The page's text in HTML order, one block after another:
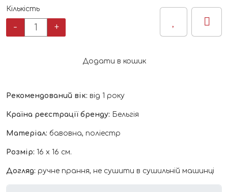
Кількість
-
Розвиваюча
+
Додати в кошик
Рекомендований вік: від 1 року
Країна реєстрації бренду: Бельгія
Матеріал: бавовна, поліестр
Розмір: 16 х 16 см.
Догляд: ручне прання, не сушити в сушильній машинці